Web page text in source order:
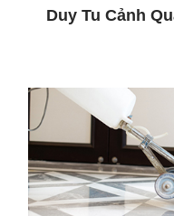
Duy Tu Cảnh